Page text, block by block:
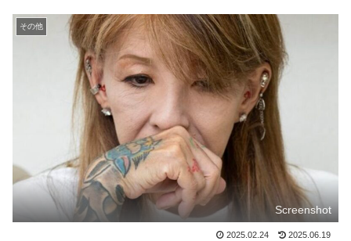
その他
Screenshot
2025.02.24 2025.06.19